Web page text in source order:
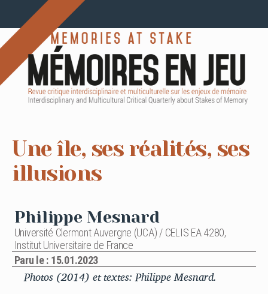
Une île, ses réalités, ses
illusions
Philippe Mesnard
Université Clermont Auvergne (UCA) / CELIS EA 4280,
Institut Universitaire de France
Paru le : 15.01.2023
Photos (2014) et textes: Philippe Mesnard.